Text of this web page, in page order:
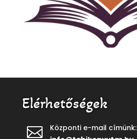
Elérhetőségek

Központi e-mail címünk: